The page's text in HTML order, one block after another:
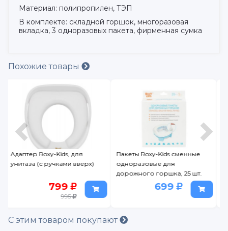
Материал: полипропилен, ТЭП
В комплекте: складной горшок, многоразовая
вкладка, 3 одноразовых пакета, фирменная сумка
Похожие товары
Пакеты Roxy-Kids сменные
одноразовые для
699
Накладка на унитаз
Пластишка
199
С этим товаром покупают